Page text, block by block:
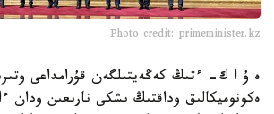
Photo credit: primeminister.kz
ە ۇ ا ك- ءتىڭ كەڭەيتىلگەن قۇرامداعى
ەكونوميكالىق وداقتىڭ ىشكى نارىعىن ودان